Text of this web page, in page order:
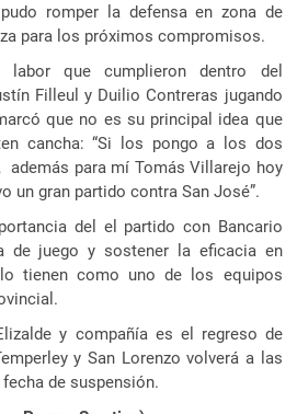
romper la defensa en zona de
para los próximos compromisos.
que cumplieron dentro del
Filleul y Duilio Contreras jugando
que no es su principal idea que
cancha: “Si los pongo a los dos
para mí Tomás Villarejo hoy
un gran partido contra San José”.
del el partido con Bancario
de juego y sostener la eficacia en
tienen como uno de los equipos
y compañía es el regreso de
y San Lorenzo volverá a las
de suspensión.